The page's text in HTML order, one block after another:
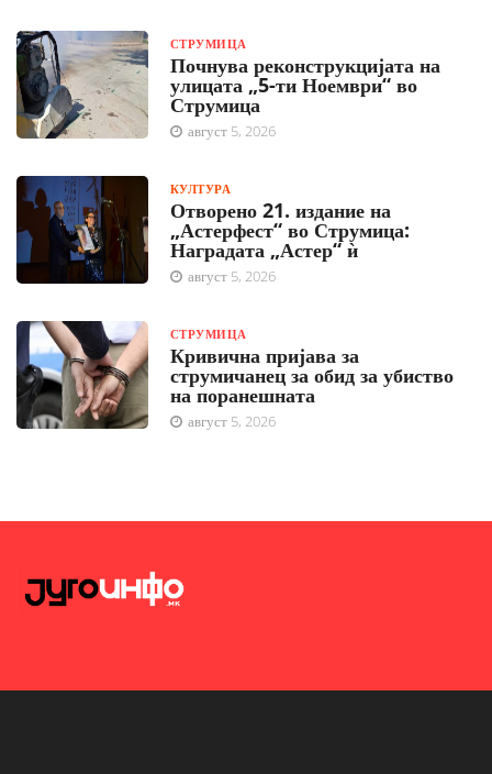
СТРУМИЦА
Почнува реконструкцијата на
улицата „5-ти Ноември“ во
Струмица
август 5, 2026
КУЛТУРА
Отворено 21. издание на
„Астерфест“ во Струмица:
Наградата „Астер“ ѝ
август 5, 2026
СТРУМИЦА
Кривична пријава за
струмичанец за обид за убиство
на поранешната
август 5, 2026